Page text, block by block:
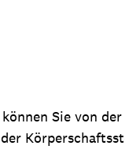
Sie von